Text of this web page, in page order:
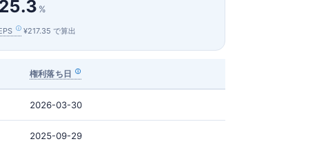
25.3 %
¥217.35 で算出
権利落ち日
2026-03-30
2025-09-29